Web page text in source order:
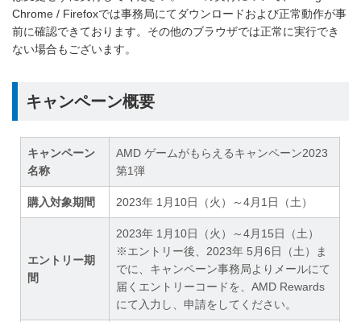
Chrome / Firefoxでは事務局にてダウンロードおよび正常動作が事
前に確認できております。その他のブラウザでは正常に実行でき
ない場合もございます。
キャンペーン概要
キャンペーン
名称
AMD ゲームがもらえるキャンペーン2023
第1弾
購入対象期間 2023年 1月10日（火）～4月1日（土）
エントリー期
間
2023年 1月10日（火）～4月15日（土）
※エントリー後、2023年 5月6日（土）ま
でに、キャンペーン事務局よりメールにて
届くエントリーコードを、AMD Rewards
にて入力し、申請をしてください。